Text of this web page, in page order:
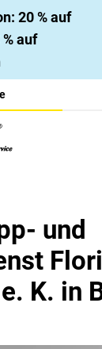
20 % auf
auf
und
K. in